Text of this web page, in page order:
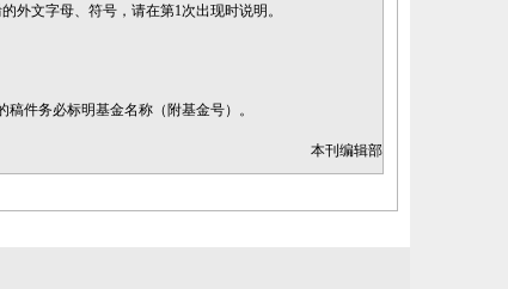
外文字母、符号，请在第1次出现时说明。
件务必标明基金名称（附基金号）。
本刊编辑部